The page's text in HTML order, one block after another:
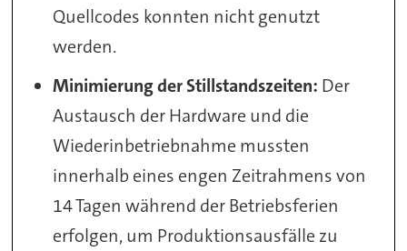
Quellcodes konnten nicht genutzt
werden.
Minimierung der Stillstandszeiten: Der
Austausch der Hardware und die
Wiederinbetriebnahme mussten
innerhalb eines engen Zeitrahmens von
14 Tagen während der Betriebsferien
erfolgen, um Produktionsausfälle zu